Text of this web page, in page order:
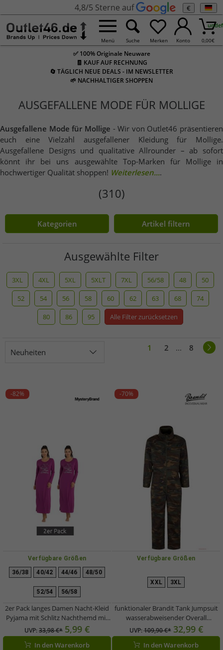
4,8/5 Sterne auf €
Menü Suche Merken Konto 0,00€
✅ 100% Originale Neuware
🧾 KAUF AUF RECHNUNG
🔄 TÄGLICH NEUE DEALS - IM NEWSLETTER
🌱 NACHHALTIGER SHOPPEN
AUSGEFALLENE MODE FÜR MOLLIGE
Ausgefallene Mode für Mollige - Wir von Outlet46 präsentieren
euch eine Vielzahl ausgefallener Kleidung für Mollige.
Ausgefallene Designs und qualitative Allrounder – ab sofort
könnt ihr bei uns ausgewählte Top-Marken für Mollige in
hochwertiger Qualität shoppen! Weiterlesen....
(310)
Kategorien Artikel filtern
Ausgewählte Filter
3XL 4XL 5XL 5XLT 7XL 56/58 48 50
52 54 56 58 60 62 63 68 74
80 86 95 Alle Filter zurücksetzen
Neuheiten 1 2 ... 8
-82%
Verfügbare Größen
36/38 40/42 44/46 48/50
52/54 56/58
2er Pack langes Damen Nacht-Kleid
Pyjama mit Schlitz Nachthemd mit
Statement-Print Baumwoll-Kleid
Violett
UVP:33,98 €* 5,99 €
In den Warenkorb
-70%
Verfügbare Größen
XXL 3XL
funktionaler Brandit Tank Jumpsuit
wasserabweisender Overall
Flecktarn
UVP:109,90 €* 32,99 €
In den Warenkorb